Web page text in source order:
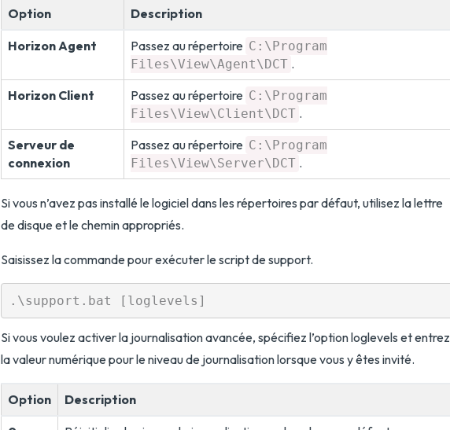
Option Description
Horizon Agent Passez au répertoire C:\Program
Files\View\Agent\DCT .
Horizon Client
Passez au répertoire C:\Program
Files\View\Client\DCT .
Serveur de
connexion
Passez au répertoire C:\Program
Files\View\Server\DCT .
Si vous n’avez pas installé le logiciel dans les répertoires par défaut, utilisez la lettre
de disque et le chemin appropriés.
Saisissez la commande pour exécuter le script de support.
Si vous voulez activer la journalisation avancée, spécifiez l’option loglevels et entrez
la valeur numérique pour le niveau de journalisation lorsque vous y êtes invité.
Option Description